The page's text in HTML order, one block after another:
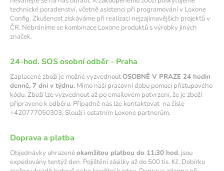
technické poradenství, včetně asistenci při programování v Loxone
Config. Zkušenost získáváme při realizaci nejzajímavějších projektů v
ČR. Nebráníme se kombinace Loxone produktů s výrobky jiných
značek.
24-hod. SOS osobní odběr - Praha
Zaplacené zboží je možné vyzvednoutOSOBNĚ V PRAZE 24 hodin
denně, 7 dní v týdnu. Mimo naší pracovní dobu pomocí přístupového
kódu. Zboží lze vyzvednout až po emailovém potvrzení, že je zboží
připraveno k odběru. Případně nás lze kontaktovat na čísle
+420777050303, Slouží i ostatním Loxone partnerům.
Doprava a platba
Objednávky uhrazenéokamžitou platbou do 11:30 hod. jsou
expedovány tentýž den. Pojištění zásilky až do 500 tis. Kč. Dobírku
a
j
í
?
HLEDAT
D